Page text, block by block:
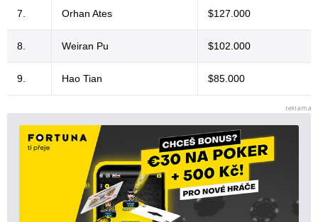
7. Orhan Ates $127.000
8. Weiran Pu $102.000
9. Hao Tian $85.000